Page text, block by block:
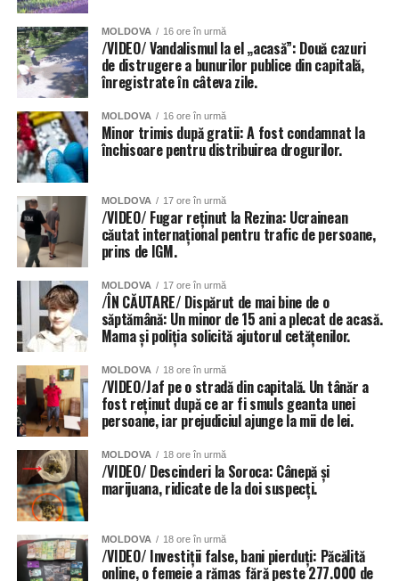
Și instituțiile de învățământ din Chișinău au fost grav
grădinițe din sectoarele Botanica, Buiucani, Centru și
Râșcani. Totuși autoritățile dau asigurări că situația va fi
remediată în cel mai scurt timp.
Inundat a fost și teatrul de Operă și Balet Maria Bieșu, sub
presiunea apei de pe acoperiș, au cedat două țevi.
Inundate au fost și trecerile subterane de pietoni, dar și
parcările amenajate în subsolurile blocurilor locative.
MOLDOVA 16 ore în urmă
/VIDEO/ Vandalismul la el „acasă”: Două cazuri
de distrugere a bunurilor publice din capitală,
înregistrate în câteva zile.
MOLDOVA 16 ore în urmă
Minor trimis după gratii: A fost condamnat la
închisoare pentru distribuirea drogurilor.
MOLDOVA 17 ore în urmă
/VIDEO/ Fugar reținut la Rezina: Ucrainean
căutat internațional pentru trafic de persoane,
prins de IGM.
MOLDOVA 17 ore în urmă
/ÎN CĂUTARE/ Dispărut de mai bine de o
săptămână: Un minor de 15 ani a plecat de acasă.
Mama și poliția solicită ajutorul cetățenilor.
MOLDOVA 18 ore în urmă
/VIDEO/Jaf pe o stradă din capitală. Un tânăr a
fost reținut după ce ar fi smuls geanta unei
persoane, iar prejudiciul ajunge la mii de lei.
MOLDOVA 18 ore în urmă
/VIDEO/ Descinderi la Soroca: Cânepă și
marijuana, ridicate de la doi suspecți.
MOLDOVA 18 ore în urmă
/VIDEO/ Investiții false, bani pierduți: Păcălită
online, o femeie a rămas fără peste 277.000 de